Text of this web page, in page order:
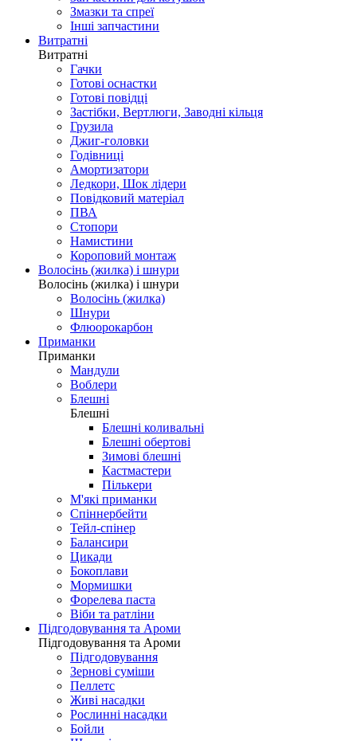
Змазки та спреї
Інші запчастини
Витратні
Витратні
Гачки
Готові оснастки
Готові повідці
Застібки, Вертлюги, Заводні кільця
Грузила
Джиг-головки
Годівниці
Амортизатори
Ледкори, Шок лідери
Повідковий матеріал
ПВА
Стопори
Намистини
Короповий монтаж
Волосінь (жилка) і шнури
Волосінь (жилка) і шнури
Волосінь (жилка)
Шнури
Флюорокарбон
Приманки
Приманки
Мандули
Воблери
Блешні
Блешні
Блешні коливальні
Блешні обертові
Зимові блешні
Кастмастери
Пількери
М'які приманки
Спіннербейти
Тейл-спінер
Балансири
Цикади
Бокоплави
Мормишки
Форелева паста
Віби та ратліни
Підгодовування та Ароми
Підгодовування та Ароми
Підгодовування
Зернові суміши
Пеллетс
Живі насадки
Рослинні насадки
Бойли